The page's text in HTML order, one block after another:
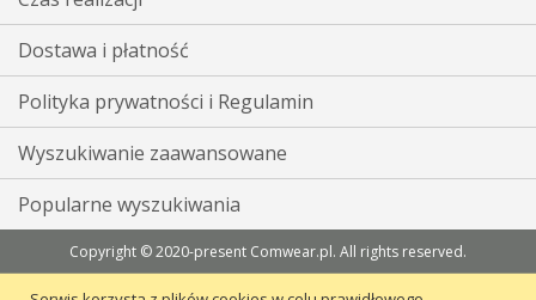
Dostawa i płatność
Polityka prywatności i Regulamin
Wyszukiwanie zaawansowane
Popularne wyszukiwania
Copyright © 2020-present Comwear.pl. All rights reserved.